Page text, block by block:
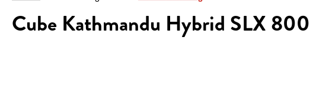
Cube Kathmandu Hybrid SLX 800